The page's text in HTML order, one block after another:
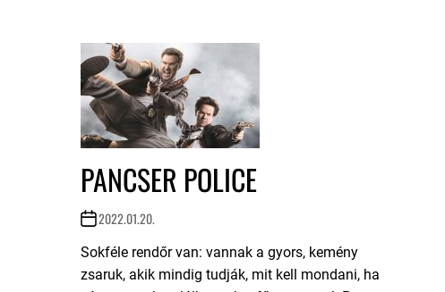
PANCSER POLICE
2022.01.20.
Sokféle rendőr van: vannak a gyors, kemény
zsaruk, akik mindig tudják, mit kell mondani, ha